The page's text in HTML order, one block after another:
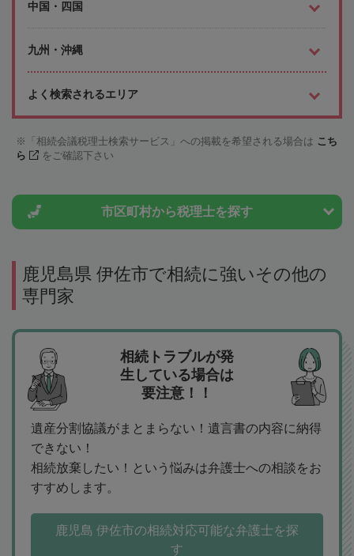
中国・四国
九州・沖縄
よく検索されるエリア
「相続会議税理士検索サービス」への掲載を希望される場合は こち
ら
をご確認下さい
市区町村から税理士を探す
鹿児島県 伊佐市で相続に強いその他の
専門家
相続トラブルが発
生している場合は
要注意！！
遺産分割協議がまとまらない！遺言書の内容に納得
できない！
相続放棄したい！という悩みは弁護士への相談をお
すすめします。
鹿児島 伊佐市の相続対応可能な弁護士を探
す